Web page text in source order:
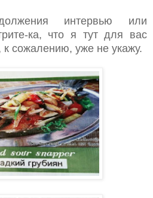
интервью или
ка, что я тут для вас
к сожалению, уже не укажу.